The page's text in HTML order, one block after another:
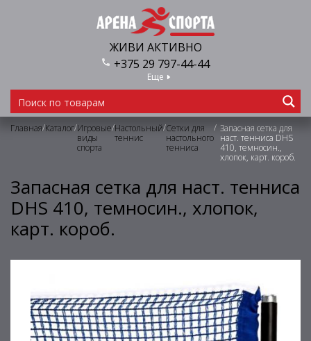
ЖИВИ АКТИВНО
+375 29 797-44-44
Еще
Главная/Каталог/Игровые
виды
спорта
/Настольный
теннис
/Сетки для
настольного
тенниса
/ Запасная сетка для
наст. тенниса DHS
410, темносин.,
хлопок, карт. короб.
Запасная сетка для наст. тенниса
DHS 410, темносин., хлопок,
карт. короб.